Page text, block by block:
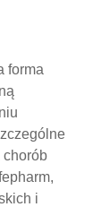
forma
chorób
i